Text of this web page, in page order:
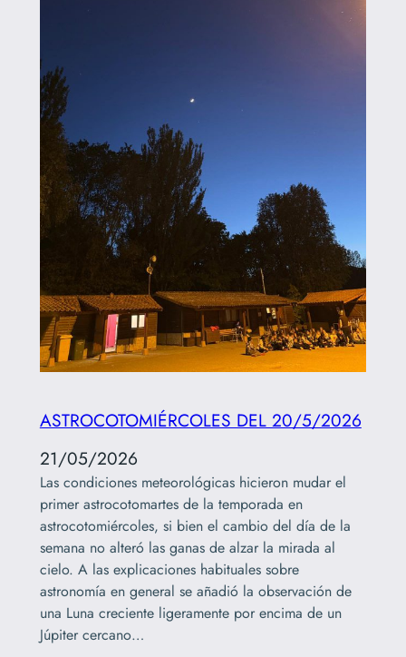
ASTROCOTOMIÉRCOLES DEL 20/5/2026
21/05/2026
Las condiciones meteorológicas hicieron mudar el
primer astrocotomartes de la temporada en
astrocotomiércoles, si bien el cambio del día de la
semana no alteró las ganas de alzar la mirada al
cielo. A las explicaciones habituales sobre
astronomía en general se añadió la observación de
una Luna creciente ligeramente por encima de un
Júpiter cercano…